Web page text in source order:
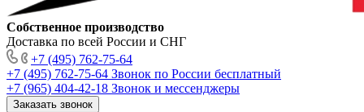
Собственное производство
Доставка по всей России и СНГ
+7 (495) 762-75-64
+7 (495) 762-75-64 Звонок по России бесплатный
+7 (965) 404-42-18 Звонок и мессенджеры
Заказать звонок